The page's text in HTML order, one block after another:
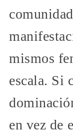
mismos
escala. Si
en vez de